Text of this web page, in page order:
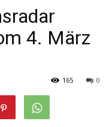
4. März
0
165